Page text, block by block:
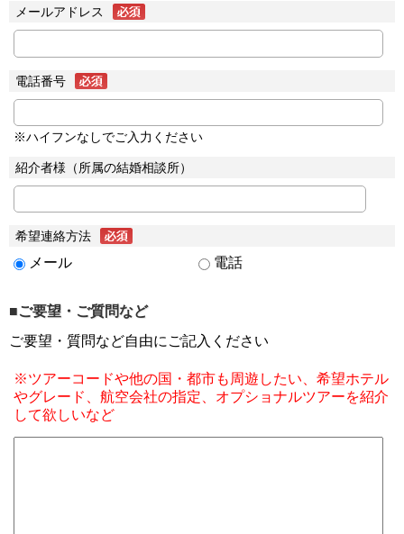
メールアドレス
電話番号
※ハイフンなしでご入力ください
紹介者様（所属の結婚相談所）
希望連絡方法
メール 電話
■ご要望・ご質問など
ご要望・質問など自由にご記入ください
※ツアーコードや他の国・都市も周遊したい、希望ホテル
やグレード、航空会社の指定、オプショナルツアーを紹介
して欲しいなど